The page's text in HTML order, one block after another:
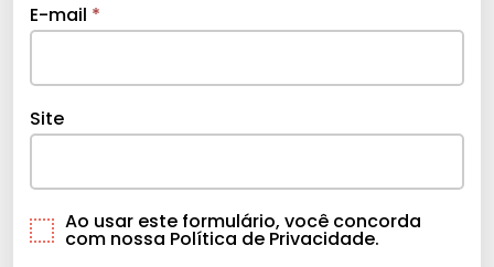
E-mail *
Site
Ao usar este formulário, você concorda
com nossa Política de Privacidade.